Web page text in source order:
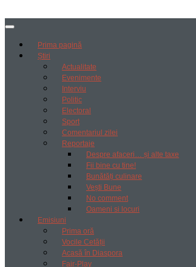
Prima pagină
Știri
Actualitate
Evenimente
Interviu
Politic
Electoral
Sport
Comentariul zilei
Reportaje
Despre afaceri… și alte taxe
Fii bine cu tine!
Bunătăți culinare
Vești Bune
No comment
Oameni si locuri
Emisiuni
Prima oră
Vocile Cetății
Acasă în Diaspora
Fair-Play